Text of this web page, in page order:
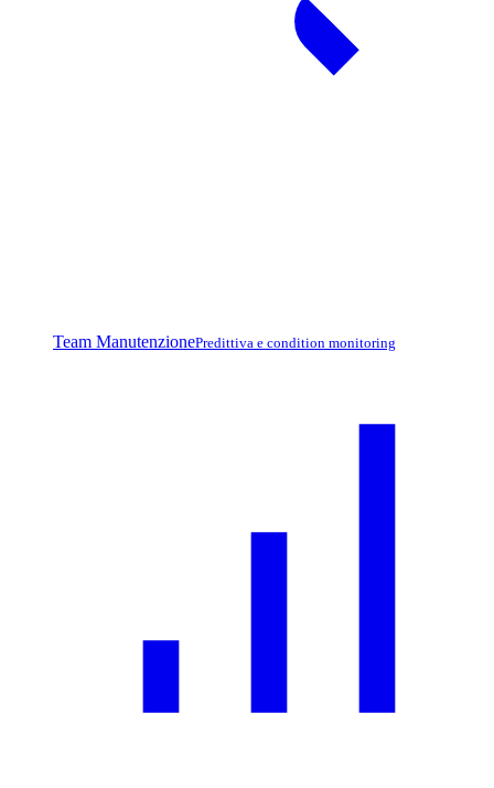
Team ManutenzionePredittiva e condition monitoring